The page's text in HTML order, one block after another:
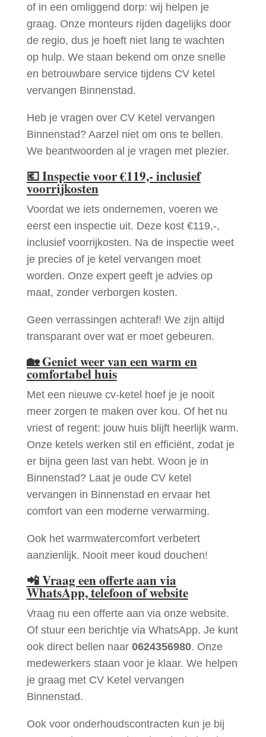
of in een omliggend dorp: wij helpen je
graag. Onze monteurs rijden dagelijks door
de regio, dus je hoeft niet lang te wachten
op hulp. We staan bekend om onze snelle
en betrouwbare service tijdens CV ketel
vervangen Binnenstad.
Heb je vragen over CV Ketel vervangen
Binnenstad? Aarzel niet om ons te bellen.
We beantwoorden al je vragen met plezier.
💶Inspectie voor €119,- inclusief
voorrijkosten
Voordat we iets ondernemen, voeren we
eerst een inspectie uit. Deze kost €119,-,
inclusief voorrijkosten. Na de inspectie weet
je precies of je ketel vervangen moet
worden. Onze expert geeft je advies op
maat, zonder verborgen kosten.
Geen verrassingen achteraf! We zijn altijd
transparant over wat er moet gebeuren.
🏡Geniet weer van een warm en
comfortabel huis
Met een nieuwe cv-ketel hoef je je nooit
meer zorgen te maken over kou. Of het nu
vriest of regent: jouw huis blijft heerlijk warm.
Onze ketels werken stil en efficiënt, zodat je
er bijna geen last van hebt. Woon je in
Binnenstad? Laat je oude CV ketel
vervangen in Binnenstad en ervaar het
comfort van een moderne verwarming.
Ook het warmwatercomfort verbetert
aanzienlijk. Nooit meer koud douchen!
📲Vraag een offerte aan via
WhatsApp, telefoon of website
Vraag nu een offerte aan via onze website.
Of stuur een berichtje via WhatsApp. Je kunt
ook direct bellen naar 0624356980. Onze
medewerkers staan voor je klaar. We helpen
je graag met CV Ketel vervangen
Binnenstad.
Ook voor onderhoudscontracten kun je bij